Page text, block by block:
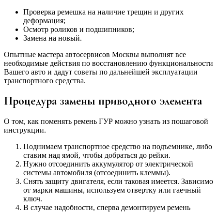
Проверка ремешка на наличие трещин и других
деформация;
Осмотр роликов и подшипников;
Замена на новый.
Опытные мастера автосервисов Москвы выполнят все
необходимые действия по восстановлению функциональности
Вашего авто и дадут советы по дальнейшей эксплуатации
транспортного средства.
Процедура замены приводного элемента
О том, как поменять ремень ГУР можно узнать из пошаговой
инструкции.
Поднимаем транспортное средство на подъемнике, либо
ставим над ямой, чтобы добраться до рейки.
Нужно отсоединить аккумулятор от электрической
системы автомобиля (отсоединить клеммы).
Снять защиту двигателя, если таковая имеется. Зависимо
от марки машины, используем отвертку или гаечный
ключ.
В случае надобности, сперва демонтируем ремень